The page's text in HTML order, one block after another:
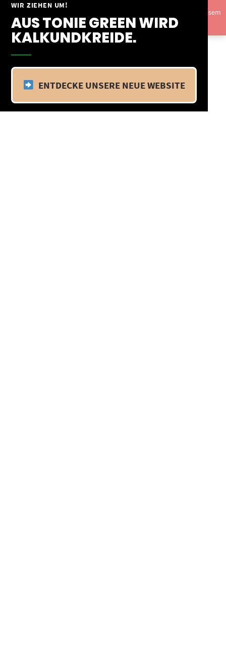
WIR ZIEHEN UM!
AUS TONIE GREEN WIRD
KALKUNDKREIDE.
ENTDECKE UNSERE NEUE WEBSITE
Springe
Inhalt
Vom 09.04.25 - 20.04.25 befinden wir uns im Betriebsurlaub. In diesem
Zeitraum findet kein Versand statt.Ausblenden